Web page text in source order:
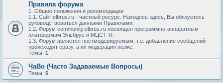
Правила форума
1. Общие положения и рекомендации
1.1. Сайт elbrus.ru - частный ресурс. Находясь здесь, Вы обязуетесь
руководствоваться данными Правилами.
1.2. Форум community.elbrus.ru посвящен программно-аппаратным
платформам Эльбрус и МЦСТ-R.
1.3. Форум является постмодерируемым, т.е. добавление сообщений
происходит сразу, а их модерация позже.
Темы: 1
ЧаВо (Часто Задаваемые Вопросы)
Темы: 5